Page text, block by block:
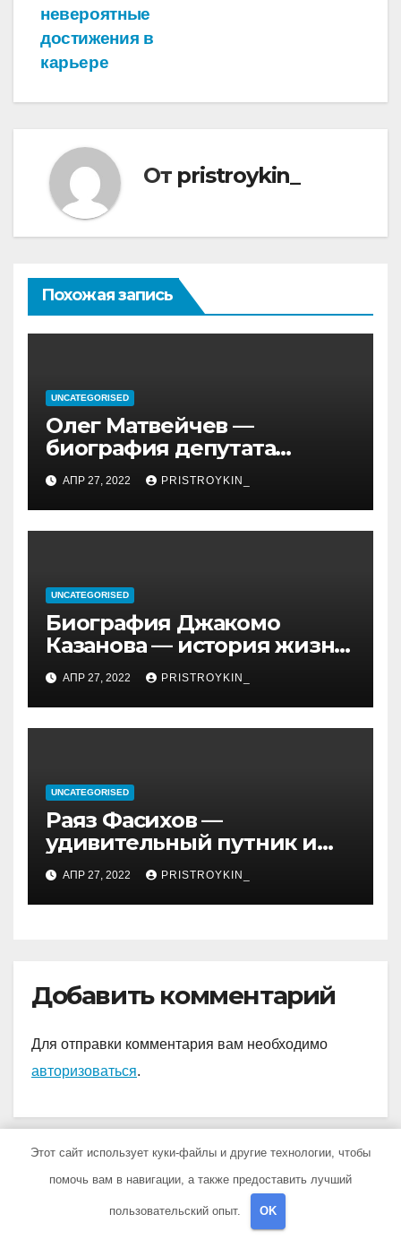
невероятные
достижения в
карьере
От pristroykin_
Похожая запись
UNCATEGORISED
Олег Матвейчев —
биография депутата
Госдумы, достижения и
политическая карьера
АПР 27, 2022 PRISTROYKIN_
UNCATEGORISED
Биография Джакомо
Казанова — история жизни
легендарного седуктора
АПР 27, 2022 PRISTROYKIN_
UNCATEGORISED
Раяз Фасихов —
удивительный путник и
достойный представитель
нового поколения
молодых спортсменов
будущее!
АПР 27, 2022 PRISTROYKIN_
Добавить комментарий
Для отправки комментария вам необходимо
авторизоваться.
Этот сайт использует куки-файлы и другие технологии, чтобы
помочь вам в навигации, а также предоставить лучший
пользовательский опыт. OK